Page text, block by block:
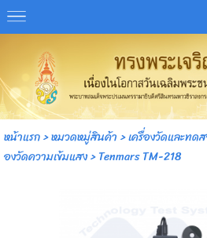
หน้าแรก>หมวดหมู่สินค้า >เครื่องวัดและท
องวัดความเข้มแสง>Tenmars TM-218